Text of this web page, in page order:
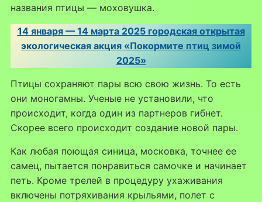
названия птицы — моховушка.
14 января — 14 марта 2025 городская открытая
экологическая акция «Покормите птиц зимой
2025»
Птицы сохраняют пары всю свою жизнь. То есть
они моногамны. Ученые не установили, что
происходит, когда один из партнеров гибнет.
Скорее всего происходит создание новой пары.
Как любая поющая синица, московка, точнее ее
самец, пытается понравиться самочке и начинает
петь. Кроме трелей в процедуру ухаживания
включены потряхивания крыльями, полет с